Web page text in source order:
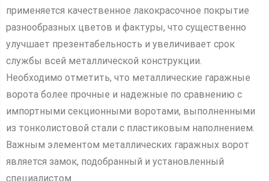
применяется качественное лакокрасочное покрытие
разнообразных цветов и фактуры, что существенно
улучшает презентабельность и увеличивает срок
службы всей металлической конструкции.
Необходимо отметить, что металлические гаражные
ворота более прочные и надежные по сравнению с
импортными секционными воротами, выполненными
из тонколистовой стали с пластиковым наполнением.
Важным элементом металлических гаражных ворот
является замок, подобранный и установленный
специалистом.